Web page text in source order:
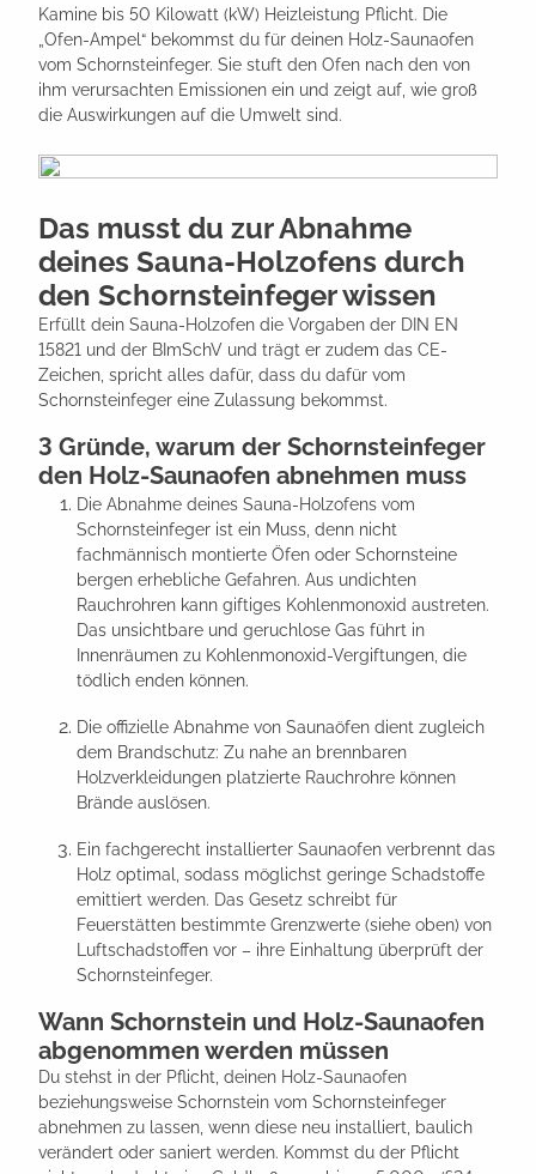
Kamine bis 50 Kilowatt (kW) Heizleistung Pflicht. Die
„Ofen-Ampel“ bekommst du für deinen Holz-Saunaofen
vom Schornsteinfeger. Sie stuft den Ofen nach den von
ihm verursachten Emissionen ein und zeigt auf, wie groß
die Auswirkungen auf die Umwelt sind.
Das musst du zur Abnahme
deines Sauna-Holzofens durch
den Schornsteinfeger wissen
Erfüllt dein Sauna-Holzofen die Vorgaben der DIN EN
15821 und der BImSchV und trägt er zudem das CE-
Zeichen, spricht alles dafür, dass du dafür vom
Schornsteinfeger eine Zulassung bekommst.
3 Gründe, warum der Schornsteinfeger
den Holz-Saunaofen abnehmen muss
Die Abnahme deines Sauna-Holzofens vom
Schornsteinfeger ist ein Muss, denn nicht
fachmännisch montierte Öfen oder Schornsteine
bergen erhebliche Gefahren. Aus undichten
Rauchrohren kann giftiges Kohlenmonoxid austreten.
Das unsichtbare und geruchlose Gas führt in
Innenräumen zu Kohlenmonoxid-Vergiftungen, die
tödlich enden können.
Die offizielle Abnahme von Saunaöfen dient zugleich
dem Brandschutz: Zu nahe an brennbaren
Holzverkleidungen platzierte Rauchrohre können
Brände auslösen.
Ein fachgerecht installierter Saunaofen verbrennt das
Holz optimal, sodass möglichst geringe Schadstoffe
emittiert werden. Das Gesetz schreibt für
Feuerstätten bestimmte Grenzwerte (siehe oben) von
Luftschadstoffen vor – ihre Einhaltung überprüft der
Schornsteinfeger.
Wann Schornstein und Holz-Saunaofen
abgenommen werden müssen
Du stehst in der Pflicht, deinen Holz-Saunaofen
beziehungsweise Schornstein vom Schornsteinfeger
abnehmen zu lassen, wenn diese neu installiert, baulich
verändert oder saniert werden. Kommst du der Pflicht